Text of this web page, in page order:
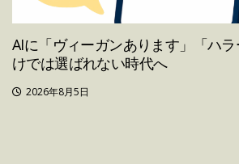
AIに「ヴィーガンあります」「ハ
けでは選ばれない時代へ
2026年8月5日